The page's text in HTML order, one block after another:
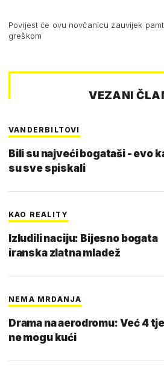
Povijest će ovu novčanicu zauvijek
greškom
VEZANI
VANDERBILTOVI
Bili su najveći bogataši - evo
su sve spiskali
KAO REALITY
Izludili naciju: Bijesno bogata
iranska zlatna mladež
NEMA MRDANJA
Drama na aerodromu: Već 4
ne mogu kući